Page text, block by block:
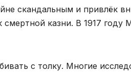
скандальным и привлёк
казни. В 1917 году
с толку. Многие